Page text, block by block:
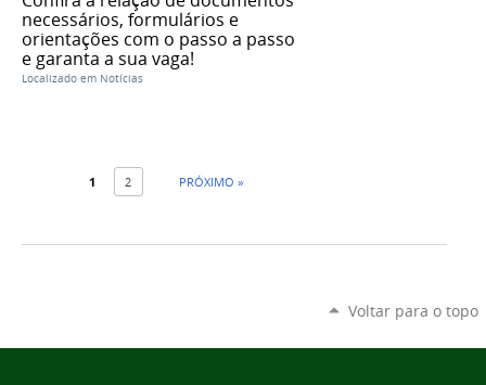
necessários, formulários e
orientações com o passo a passo
e garanta a sua vaga!
Localizado em Notícias
1 2 PRÓXIMO »
Voltar para o topo